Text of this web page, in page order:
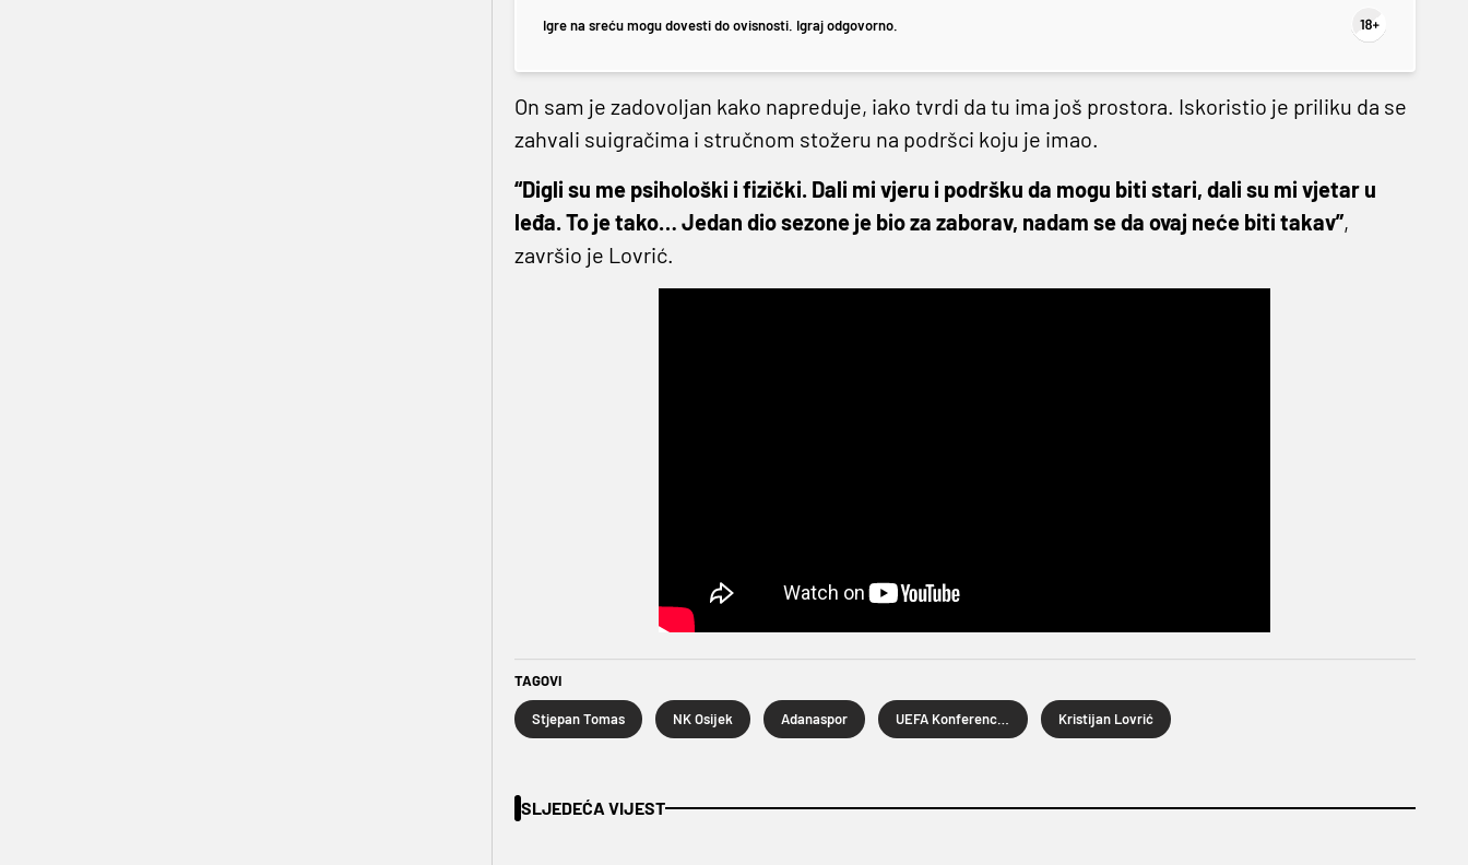
Igre na sreću mogu dovesti do ovisnosti. Igraj odgovorno.
On sam je zadovoljan kako napreduje, iako tvrdi da tu ima još prostora. Iskoristio je priliku da se
zahvali suigračima i stručnom stožeru na podršci koju je imao.
“Digli su me psihološki i fizički. Dali mi vjeru i podršku da mogu biti stari, dali su mi vjetar u
leđa. To je tako… Jedan dio sezone je bio za zaborav, nadam se da ovaj neće biti takav”,
završio je Lovrić.
TAGOVI
Stjepan Tomas NK Osijek Adanaspor UEFA Konferencijska liga Kristijan Lovrić
SLJEDEĆA VIJEST